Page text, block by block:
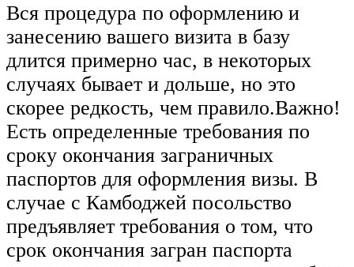
Вся процедура по оформлению и
занесению вашего визита в базу
длится примерно час, в некоторых
случаях бывает и дольше, но это
скорее редкость, чем правило.Важно!
Есть определенные требования по
сроку окончания заграничных
паспортов для оформления визы. В
случае с Камбоджей посольство
предъявляет требования о том, что
срок окончания загран паспорта